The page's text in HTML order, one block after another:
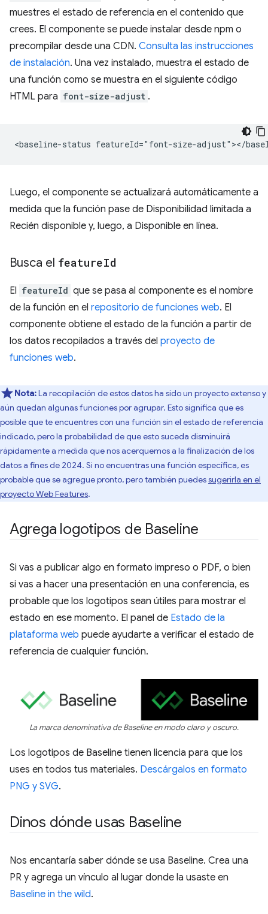
muestres el estado de referencia en el contenido que
crees. El componente se puede instalar desde npm o
precompilar desde una CDN. Consulta las instrucciones
de instalación. Una vez instalado, muestra el estado de
una función como se muestra en el siguiente código
HTML para font-size-adjust .
Luego, el componente se actualizará automáticamente a
medida que la función pase de Disponibilidad limitada a
Recién disponible y, luego, a Disponible en línea.
Busca el featureId
El featureId que se pasa al componente es el nombre
de la función en el repositorio de funciones web. El
componente obtiene el estado de la función a partir de
los datos recopilados a través del proyecto de
funciones web.
Nota:La recopilación de estos datos ha sido un proyecto extenso y
aún quedan algunas funciones por agrupar. Esto significa que es
posible que te encuentres con una función sin el estado de referencia
indicado, pero la probabilidad de que esto suceda disminuirá
rápidamente a medida que nos acerquemos a la finalización de los
datos a fines de 2024. Si no encuentras una función específica, es
probable que se agregue pronto, pero también puedessugerirla en el
proyecto Web Features.
Agrega logotipos de Baseline
Si vas a publicar algo en formato impreso o PDF, o bien
si vas a hacer una presentación en una conferencia, es
probable que los logotipos sean útiles para mostrar el
estado en ese momento. El panel de Estado de la
plataforma web puede ayudarte a verificar el estado de
referencia de cualquier función.
La marca denominativa de Baseline en modo claro y oscuro.
Los logotipos de Baseline tienen licencia para que los
uses en todos tus materiales. Descárgalos en formato
PNG y SVG.
Dinos dónde usas Baseline
Nos encantaría saber dónde se usa Baseline. Crea una
PR y agrega un vínculo al lugar donde la usaste en
Baseline in the wild.